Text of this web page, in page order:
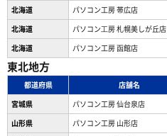
北海道
パソコン工房 帯広店
北海道
パソコン⼯房 札幌美しが丘店
北海道
パソコン工房 函館店
東北地方
都道府県 店舗名
宮城県
パソコン工房 仙台泉店
山形県
パソコン工房 山形店